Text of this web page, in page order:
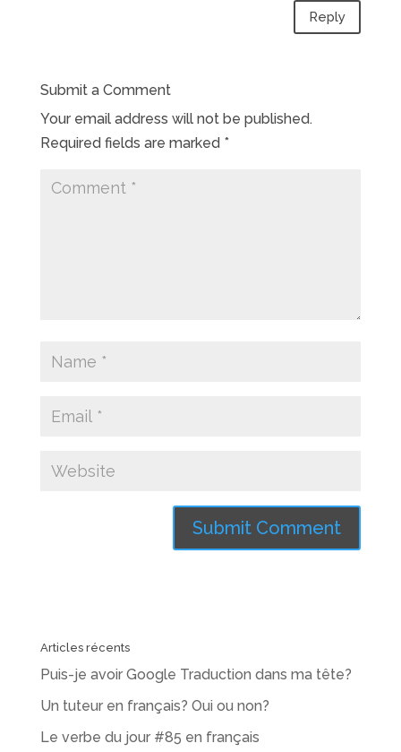
Reply
Submit a Comment
Your email address will not be published.
Required fields are marked *
Articles récents
Puis-je avoir Google Traduction dans ma tête?
Un tuteur en français? Oui ou non?
Le verbe du jour #85 en français